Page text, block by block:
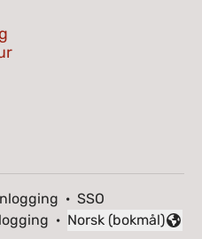
· SSO
·
Endre språk
Norsk (bokmål)